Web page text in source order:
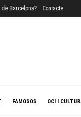
Barcelona? Contacte
FAMOSOS OCI I